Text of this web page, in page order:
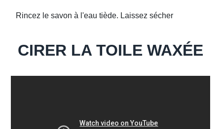
Rincez le savon à l'eau tiède. Laissez sécher
CIRER LA TOILE WAXÉE